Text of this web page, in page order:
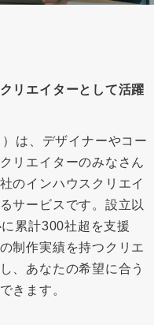
リエイターとして活躍
は、デザイナーやコー
リエイターのみなさん
のインハウスクリエイ
サービスです。設立以
累計300社超を支援
制作実績を持つクリエ
、あなたの希望に合う
きます。